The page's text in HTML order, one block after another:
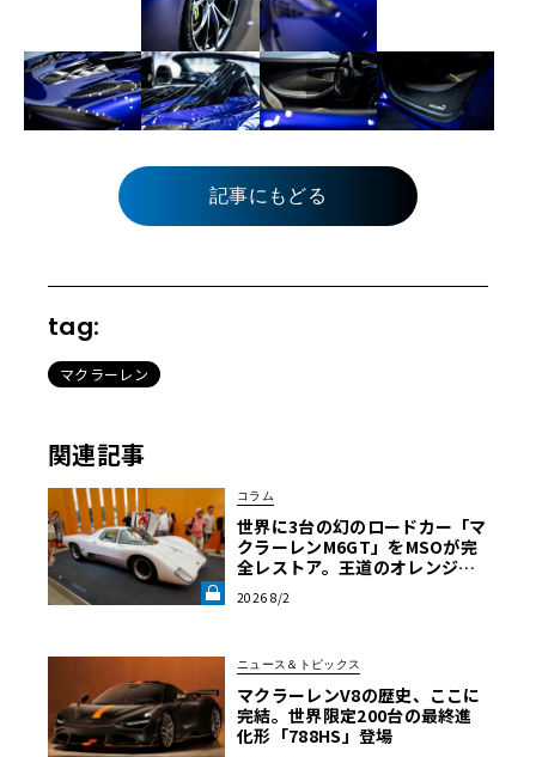
記事にもどる
tag:
マクラーレン
関連記事
コラム
世界に3台の幻のロードカー「マ
クラーレンM6GT」をMSOが完
全レストア。王道のオレンジで
【グッドウッドFoS 2026】《LE
2026 8/2
ニュース＆トピックス
マクラーレンV8の歴史、ここに
完結。世界限定200台の最終進
化形「788HS」登場